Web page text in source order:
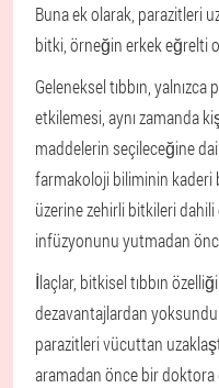
Buna ek olarak, parazitleri
bitki, örneğin erkek eğrelti
Geleneksel tıbbın,
etkilemesi, aynı zamanda
maddelerin seçileceğine
farmakoloji biliminin kaderi
üzerine zehirli bitkileri
infüzyonunu yutmadan
İlaçlar, bitkisel tıbbın
dezavantajlardan
parazitleri vücuttan
aramadan önce bir doktora